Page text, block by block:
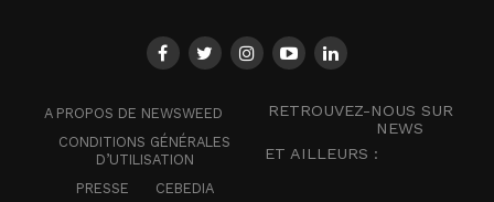
A PROPOS DE NEWSWEED
CONDITIONS GÉNÉRALES
D’UTILISATION
PRESSE
CEBEDIA
RETROUVEZ-NOUS SUR
NEWS
ET AILLEURS :